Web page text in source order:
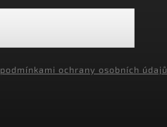
podmínkami ochrany osobních údajů